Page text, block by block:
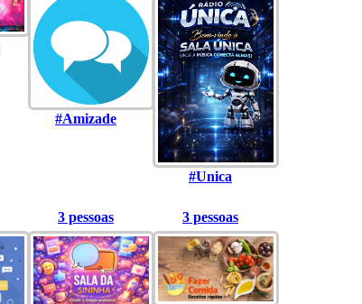
#Amizade
#Unica
3 pessoas 3 pessoas